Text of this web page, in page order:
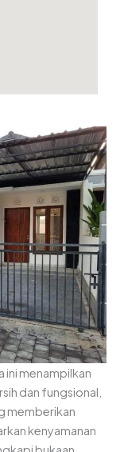
menampilkan
dan fungsional,
memberikan
kenyamanan